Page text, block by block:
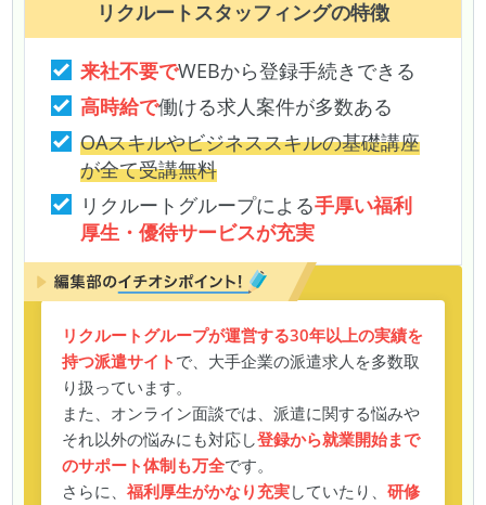
リクルートスタッフィングの特徴
来社不要でWEBから登録手続きできる
高時給で働ける求人案件が多数ある
OAスキルやビジネススキルの基礎講座
が全て受講無料
リクルートグループによる手厚い福利
厚生・優待サービスが充実
リクルートグループが運営する30年以上の実績を
持つ派遣サイト で、大手企業の派遣求人を多数取
り扱っています。
また、オンライン面談では、派遣に関する悩みや
それ以外の悩みにも対応し登録から就業開始まで
のサポート体制も万全です。
さらに、福利厚生がかなり充実していたり、研修